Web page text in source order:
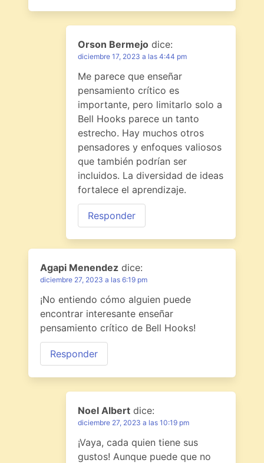
Orson Bermejo dice:
diciembre 17, 2023 a las 4:44 pm
Me parece que enseñar
pensamiento crítico es
importante, pero limitarlo solo a
Bell Hooks parece un tanto
estrecho. Hay muchos otros
pensadores y enfoques valiosos
que también podrían ser
incluidos. La diversidad de ideas
fortalece el aprendizaje.
Responder
Agapi Menendez dice:
diciembre 27, 2023 a las 6:19 pm
¡No entiendo cómo alguien puede
encontrar interesante enseñar
pensamiento crítico de Bell Hooks!
Responder
Noel Albert dice:
diciembre 27, 2023 a las 10:19 pm
¡Vaya, cada quien tiene sus
gustos! Aunque puede que no